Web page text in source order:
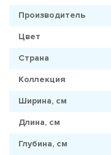
Производитель
Цвет
Страна
Коллекция
Ширина, см
Длина, см
Глубина, см